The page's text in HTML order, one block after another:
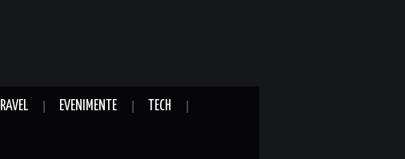
TRAVEL EVENIMENTE TECH